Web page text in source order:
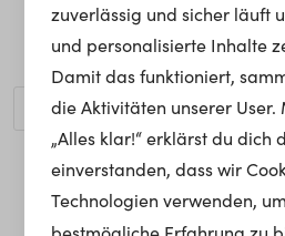
Ups, die gewünschte Seite
Möchtest du nach einem
zuverlässig und sicher läuft
und personalisierte Inhalte
Damit das funktioniert,
die Aktivitäten unserer
„Alles klar!“ erklärst du dich
einverstanden, dass wir
Technologien verwenden,